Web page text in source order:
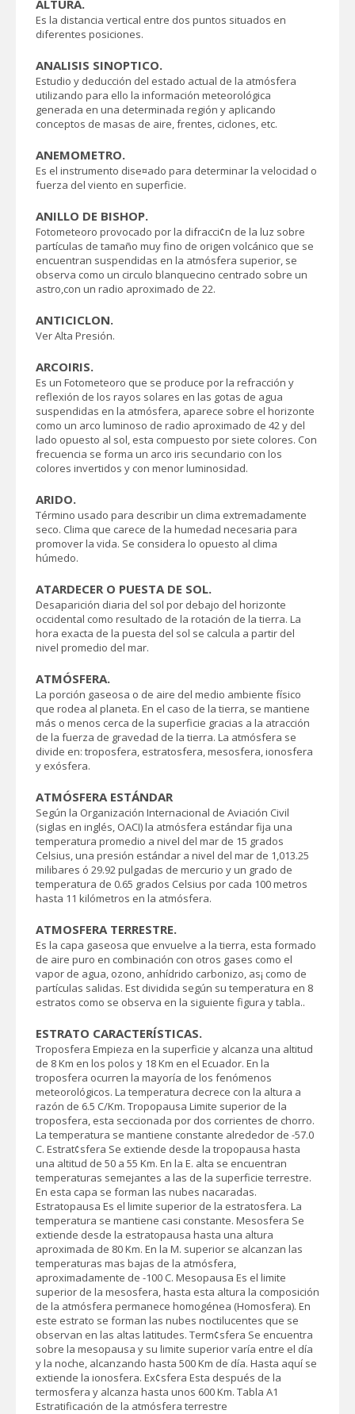
ALTURA.
Es la distancia vertical entre dos puntos situados en
diferentes posiciones.
ANALISIS SINOPTICO.
Estudio y deducción del estado actual de la atmósfera
utilizando para ello la información meteorológica
generada en una determinada región y aplicando
conceptos de masas de aire, frentes, ciclones, etc.
ANEMOMETRO.
Es el instrumento dise¤ado para determinar la velocidad o
fuerza del viento en superficie.
ANILLO DE BISHOP.
Fotometeoro provocado por la difracci¢n de la luz sobre
partículas de tamaño muy fino de origen volcánico que se
encuentran suspendidas en la atmósfera superior, se
observa como un circulo blanquecino centrado sobre un
astro,con un radio aproximado de 22.
ANTICICLON.
Ver Alta Presión.
ARCOIRIS.
Es un Fotometeoro que se produce por la refracción y
reflexión de los rayos solares en las gotas de agua
suspendidas en la atmósfera, aparece sobre el horizonte
como un arco luminoso de radio aproximado de 42 y del
lado opuesto al sol, esta compuesto por siete colores. Con
frecuencia se forma un arco iris secundario con los
colores invertidos y con menor luminosidad.
ARIDO.
Término usado para describir un clima extremadamente
seco. Clima que carece de la humedad necesaria para
promover la vida. Se considera lo opuesto al clima
húmedo.
ATARDECER O PUESTA DE SOL.
Desaparición diaria del sol por debajo del horizonte
occidental como resultado de la rotación de la tierra. La
hora exacta de la puesta del sol se calcula a partir del
nivel promedio del mar.
ATMÓSFERA.
La porción gaseosa o de aire del medio ambiente físico
que rodea al planeta. En el caso de la tierra, se mantiene
más o menos cerca de la superficie gracias a la atracción
de la fuerza de gravedad de la tierra. La atmósfera se
divide en: troposfera, estratosfera, mesosfera, ionosfera
y exósfera.
ATMÓSFERA ESTÁNDAR
Según la Organización Internacional de Aviación Civil
(siglas en inglés, OACI) la atmósfera estándar fija una
temperatura promedio a nivel del mar de 15 grados
Celsius, una presión estándar a nivel del mar de 1,013.25
milibares ó 29.92 pulgadas de mercurio y un grado de
temperatura de 0.65 grados Celsius por cada 100 metros
hasta 11 kilómetros en la atmósfera.
ATMOSFERA TERRESTRE.
Es la capa gaseosa que envuelve a la tierra, esta formado
de aire puro en combinación con otros gases como el
vapor de agua, ozono, anhídrido carbonizo, as¡ como de
partículas salidas. Est dividida según su temperatura en 8
estratos como se observa en la siguiente figura y tabla..
ESTRATO CARACTERÍSTICAS.
Troposfera Empieza en la superficie y alcanza una altitud
de 8 Km en los polos y 18 Km en el Ecuador. En la
troposfera ocurren la mayoría de los fenómenos
meteorológicos. La temperatura decrece con la altura a
razón de 6.5 C/Km. Tropopausa Limite superior de la
troposfera, esta seccionada por dos corrientes de chorro.
La temperatura se mantiene constante alrededor de -57.0
C. Estrat¢sfera Se extiende desde la tropopausa hasta
una altitud de 50 a 55 Km. En la E. alta se encuentran
temperaturas semejantes a las de la superficie terrestre.
En esta capa se forman las nubes nacaradas.
Estratopausa Es el limite superior de la estratosfera. La
temperatura se mantiene casi constante. Mesosfera Se
extiende desde la estratopausa hasta una altura
aproximada de 80 Km. En la M. superior se alcanzan las
temperaturas mas bajas de la atmósfera,
aproximadamente de -100 C. Mesopausa Es el limite
superior de la mesosfera, hasta esta altura la composición
de la atmósfera permanece homogénea (Homosfera). En
este estrato se forman las nubes noctilucentes que se
observan en las altas latitudes. Term¢sfera Se encuentra
sobre la mesopausa y su limite superior varía entre el día
y la noche, alcanzando hasta 500 Km de día. Hasta aquí se
extiende la ionosfera. Ex¢sfera Esta después de la
termosfera y alcanza hasta unos 600 Km. Tabla A1
Estratificación de la atmósfera terrestre